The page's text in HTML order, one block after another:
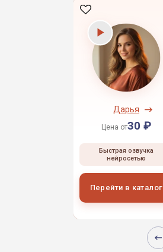
Дарья
Цена от30 ₽
Быстрая озвучка
нейросетью
Перейти в каталог